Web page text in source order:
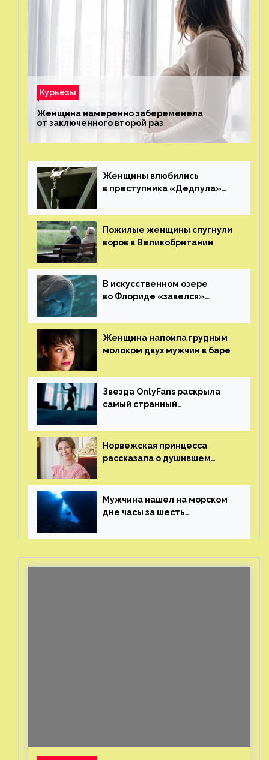
Курьезы
Женщина намеренно забеременела
от заключенного второй раз
Женщины влюбились
в преступника «Дедпула»
ему жизнь
Пожилые женщины спугнули
воров в Великобритании
В искусственном озере
во Флориде «завелся»
Женщина напоила грудным
молоком двух мужчин в баре
Звезда OnlyFans раскрыла
самый странный
от фаната
Норвежская принцесса
рассказала о душившем
генерала
Мужчина нашел на морском
дне часы за шесть
с помощью пластиковых